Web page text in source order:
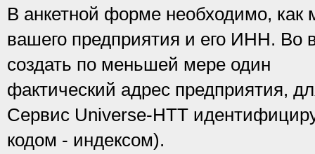
В анкетной форме необходимо, как
вашего предприятия и его ИНН. Во
создать по меньшей мере один
фактический адрес предприятия,
Сервис Universe-HTT
кодом - индексом).